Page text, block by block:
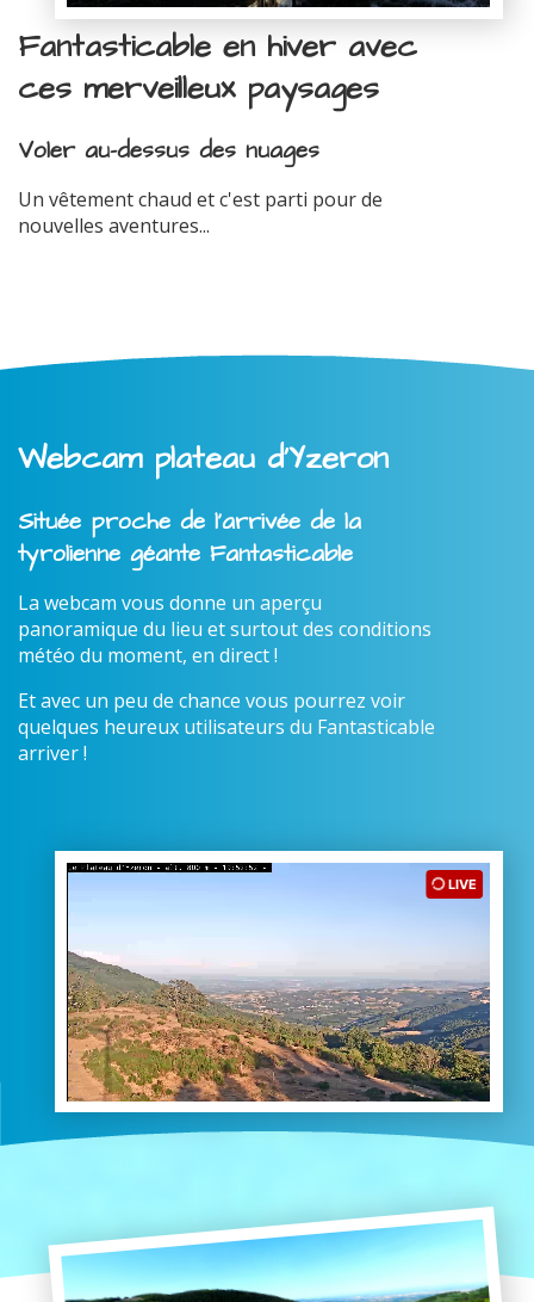
Fantasticable en hiver avec
ces merveilleux paysages
Voler au-dessus des nuages
Un vêtement chaud et c'est parti pour de
nouvelles aventures...
Webcam plateau d'Yzeron
Située proche de l'arrivée de la
tyrolienne géante Fantasticable
La webcam vous donne un aperçu
panoramique du lieu et surtout des conditions
météo du moment, en direct !
Et avec un peu de chance vous pourrez voir
quelques heureux utilisateurs du Fantasticable
arriver !